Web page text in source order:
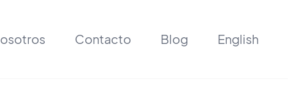
Contacto Blog English